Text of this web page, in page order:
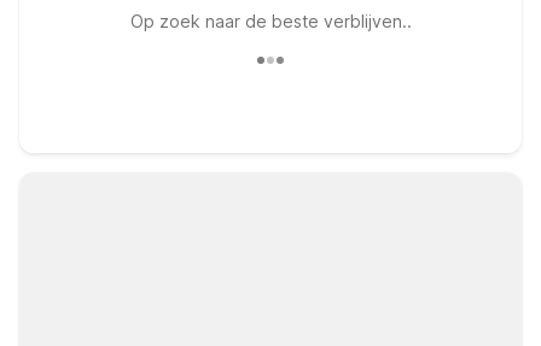
Op zoek naar de beste verblijven..